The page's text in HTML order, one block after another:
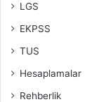
LGS
EKPSS
TUS
Hesaplamalar
Rehberlik